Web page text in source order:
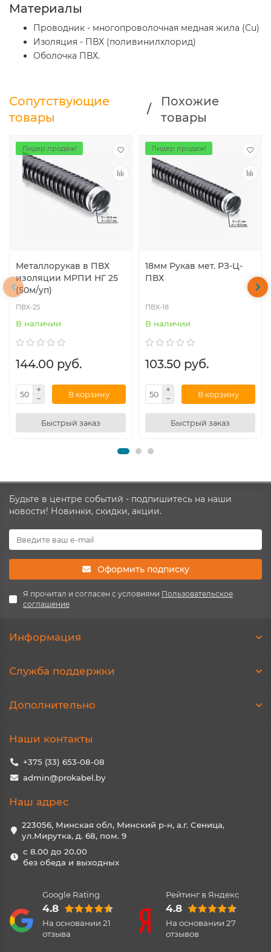
Материалы
Проводник - многопроволочная медная жила (Cu)
Изоляция - ПВХ (поливинилхлорид)
Оболочка ПВХ.
Сопутствующие
товары
/
Похожие
товары
Лидер продаж!
Металлорукав в ПВХ
изоляции МРПИ НГ 25
(50м/уп)
ПВХ-25
В наличии
144.00 руб.
В корзину
Быстрый заказ
Лидер продаж!
18мм Рукав мет. РЗ-Ц-
ПВХ
ПВХ-18
В наличии
103.50 руб.
В корзину
Быстрый заказ
Будьте в центре событий - подпишитесь на наши
новости! Новинки, скидки, акции.
Оформить подписку
Я прочитал и согласен с условиями Пользовательское
соглашение
Информация
Служба поддержки
Дополнительно
Наши контакты
+375 (33) 653-08-08
admin@prokabel.by
Наш адрес
223056, Минская обл, Минский р-н, а.г. Сеница,
ул.Мирутка, д. 68, пом. 9
с 8.00 до 20.00
без обеда и выходных
Google Rating
4.8
На основании 21
отзыва
Рейтинг в Яндекс
4.8
На основании 27
отзывов